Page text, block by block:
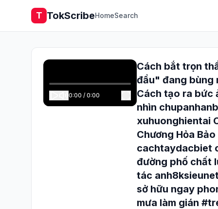
T TokScribeHomeSearch
0:00 / 0:00
Cách bắt trọn
đầu" đang bùng
Cách tạo ra bức
nhìn
xuhuonghientai
Chương Hỏa
cachtaydacbiet
đường phố chất
tác
sở hữu ngay
mưa làm gián